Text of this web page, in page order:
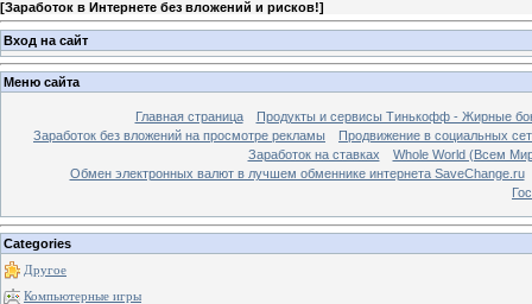
[Заработок в Интернете без вложений и рисков!]
Вход на сайт
Меню сайта
Главная страница
Продукты и сервисы Тинькофф - Жирные
Заработок без вложений на просмотре рекламы
Продвижение в социальных
Заработок на ставках
Whole World (Всем
Обмен электронных валют в лучшем обменнике интернета SaveChange.ru
Categories
Другое
Компьютерные игры